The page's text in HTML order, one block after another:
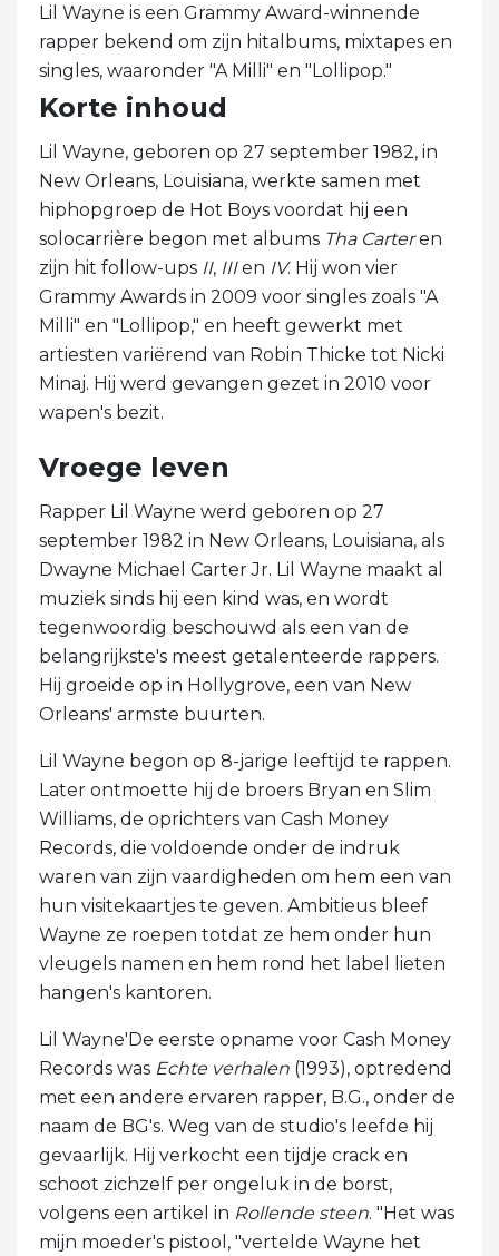
Lil Wayne is een Grammy Award-winnende
rapper bekend om zijn hitalbums, mixtapes en
singles, waaronder "A Milli" en "Lollipop."
Korte inhoud
Lil Wayne, geboren op 27 september 1982, in
New Orleans, Louisiana, werkte samen met
hiphopgroep de Hot Boys voordat hij een
solocarrière begon met albums Tha Carteren
zijn hit follow-ups II, IIIen IV. Hij won vier
Grammy Awards in 2009 voor singles zoals "A
Milli" en "Lollipop," en heeft gewerkt met
artiesten variërend van Robin Thicke tot Nicki
Minaj. Hij werd gevangen gezet in 2010 voor
wapen's bezit.
Vroege leven
Rapper Lil Wayne werd geboren op 27
september 1982 in New Orleans, Louisiana, als
Dwayne Michael Carter Jr. Lil Wayne maakt al
muziek sinds hij een kind was, en wordt
tegenwoordig beschouwd als een van de
belangrijkste's meest getalenteerde rappers.
Hij groeide op in Hollygrove, een van New
Orleans' armste buurten.
Lil Wayne begon op 8-jarige leeftijd te rappen.
Later ontmoette hij de broers Bryan en Slim
Williams, de oprichters van Cash Money
Records, die voldoende onder de indruk
waren van zijn vaardigheden om hem een ​​van
hun visitekaartjes te geven. Ambitieus bleef
Wayne ze roepen totdat ze hem onder hun
vleugels namen en hem rond het label lieten
hangen's kantoren.
Lil Wayne'De eerste opname voor Cash Money
Records was Echte verhalen (1993), optredend
met een andere ervaren rapper, B.G., onder de
naam de BG's. Weg van de studio's leefde hij
gevaarlijk. Hij verkocht een tijdje crack en
schoot zichzelf per ongeluk in de borst,
volgens een artikel in Rollende steen. "Het was
mijn moeder's pistool, "vertelde Wayne het